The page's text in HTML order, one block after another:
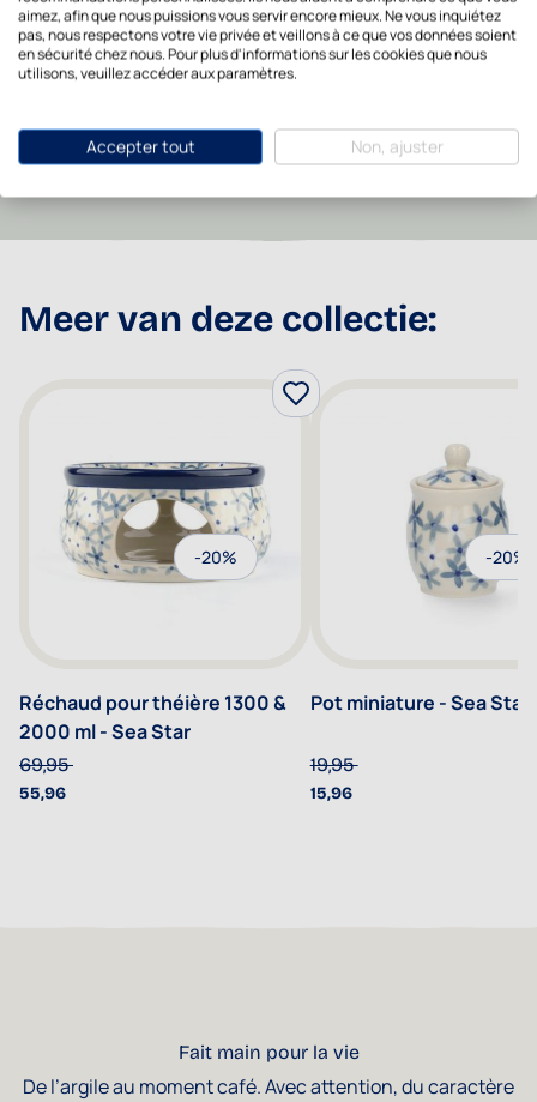
Marque Bunzlau Castle
Code EAN 8719614111829
Recommended Retail
Price
29,95
Meer van deze collectie:
-20%
Réchaud pour théière 1300 &
2000 ml - Sea Star
55,96
69,95
-20%
Pot miniature - Sea Star
15,96
19,95
Fait main pour la vie
De l’argile au moment café. Avec attention, du caractère
aimez, afin que nous puissions vous servir encore mieux. Ne vous inquiétez
pas, nous respectons votre vie privée et veillons à ce que vos données soient
en sécurité chez nous. Pour plus d'informations sur les cookies que nous
utilisons, veuillez accéder aux paramètres.
Accepter tout Non, ajuster